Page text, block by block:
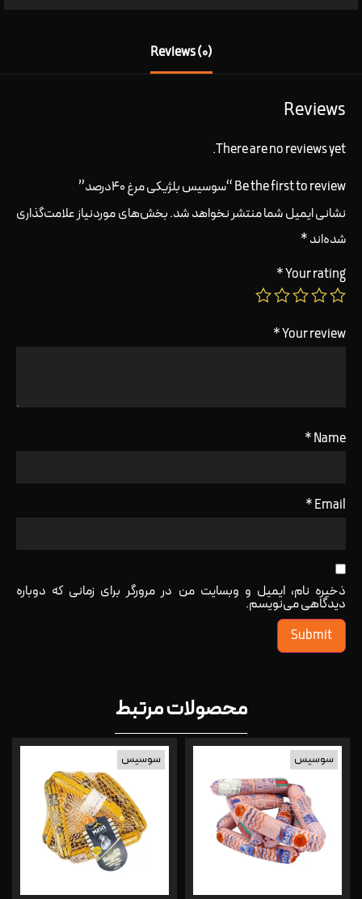
Reviews (0)
Reviews
There are no reviews yet.
Be the first to review “سوسیس بلژیکی مرغ ۴۰درصد”
نشانی ایمیل شما منتشر نخواهد شد.بخش‌های موردنیاز علامت‌گذاری
شده‌اند*
Your rating
*
Your review
*
Name
*
Email
*
ذخیره نام، ایمیل و وبسایت من در مرورگر برای زمانی که دوباره
دیدگاهی می‌نویسم.
محصولات مرتبط
سوسیس سوسیس